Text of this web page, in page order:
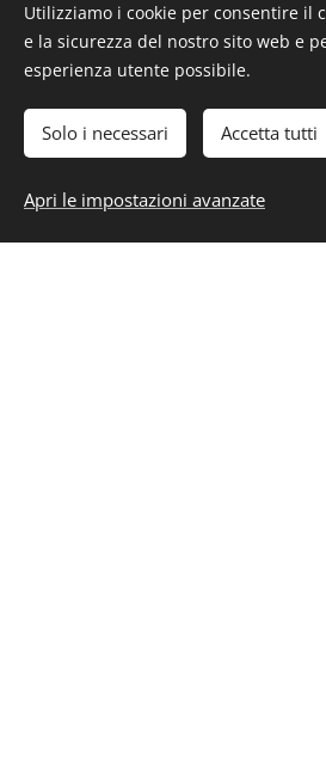
Utilizziamo i cookie per consentire il
e la sicurezza del nostro sito web e
esperienza utente possibile.
Solo i necessari Accetta tutti
Apri le impostazioni avanzate